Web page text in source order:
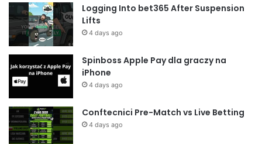
Logging Into bet365 After Suspension
Lifts
4 days ago
Spinboss Apple Pay dla graczy na
iPhone
4 days ago
Conftecnici Pre-Match vs Live Betting
4 days ago